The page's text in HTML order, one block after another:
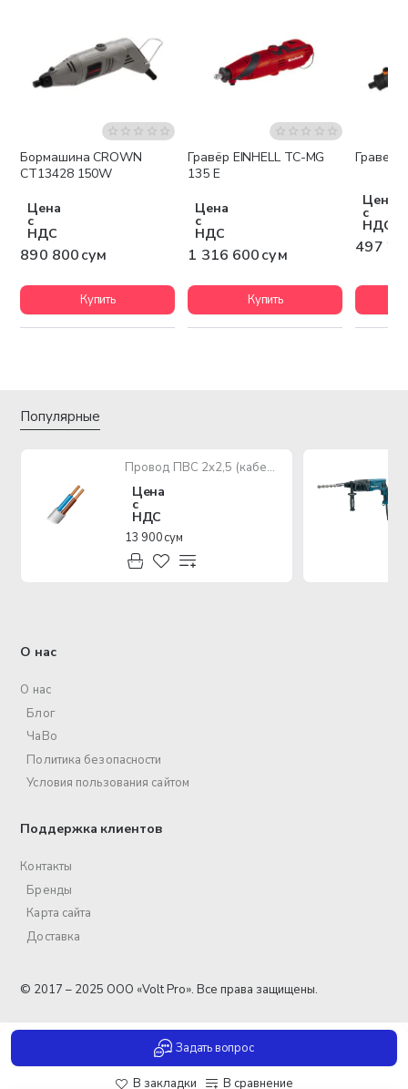
Задать вопрос
В закладки В сравнение
Бормашина CROWN
CT13428 150W
Цена
с
НДС
890 800 сум
Купить
Бесплатная доставка
Гравёр EINHELL TC-MG
135 E
Цена
с
НДС
1 316 600 сум
Купить
Гравер
Цена
с
НДС
497
Популярные
Провод ПВС 2х2,5 (кабель медный многожильный)
Цена
с
НДС
13 900 сум
О нас
О нас
Блог
ЧаВо
Политика безопасности
Условия пользования сайтом
Поддержка клиентов
Контакты
Бренды
Карта сайта
Доставка
© 2017 – 2025 ООО «Volt Pro». Все права защищены.